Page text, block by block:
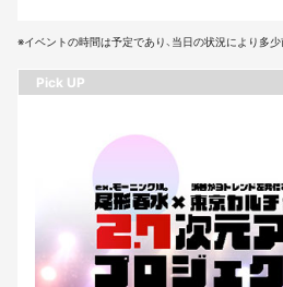
※イベントの時間は予定であり、当日の状況により多少
Pick UP